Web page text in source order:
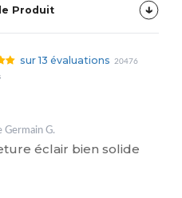
Produit
sur 13 évaluations
20476
Germain G.
éclair bien solide